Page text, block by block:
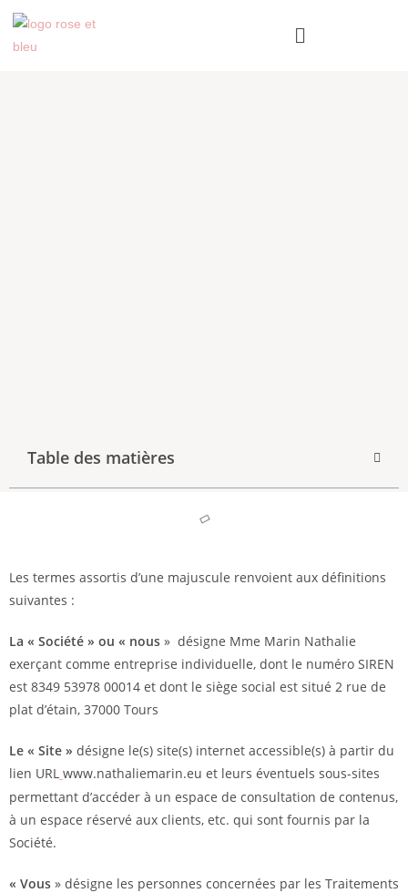
Table des matières
Les termes assortis d’une majuscule renvoient aux définitions
suivantes :
La « Société » ou « nous » désigne Mme Marin Nathalie
exerçant comme entreprise individuelle, dont le numéro SIREN
est 8349 53978 00014 et dont le siège social est situé 2 rue de
plat d’étain, 37000 Tours
Le « Site » désigne le(s) site(s) internet accessible(s) à partir du
lien URL www.nathaliemarin.eu et leurs éventuels sous-sites
permettant d’accéder à un espace de consultation de contenus,
à un espace réservé aux clients, etc. qui sont fournis par la
Société.
« Vous » désigne les personnes concernées par les Traitements